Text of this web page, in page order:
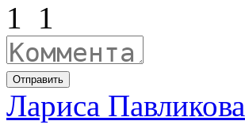
1 1
Отправить
Лариса Павликова